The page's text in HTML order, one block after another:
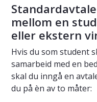
mellom en
eller ekstern
Hvis du som student
samarbeid med en
skal du inngå en
du på èn av to måter: